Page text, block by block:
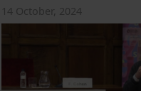
14 October, 2024